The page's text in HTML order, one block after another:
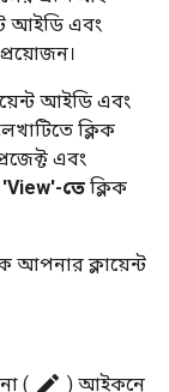
আইডি এবং
প্রয়োজন।
আইডি এবং
ক্লিক
এবং
'View'-তে ক্লিক
আপনার ক্লায়েন্ট
( create ) আইকনে